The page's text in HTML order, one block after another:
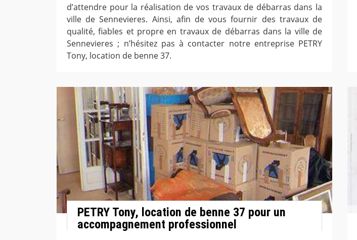
d’attendre pour la réalisation de vos travaux de débarras dans la
ville de Sennevieres. Ainsi, afin de vous fournir des travaux de
qualité, fiables et propre en travaux de débarras dans la ville de
Sennevieres ; n’hésitez pas à contacter notre entreprise PETRY
Tony, location de benne 37.
PETRY Tony, location de benne 37 pour un
accompagnement professionnel